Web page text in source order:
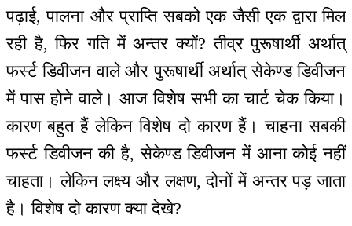
पढ़ाई, पालना और प्राप्ति सबको एक जैसी एक द्वारा मिल
रही है, फिर गति में अन्तर क्यों? तीव्र पुरूषार्थी अर्थात्
फर्स्ट डिवीजन वाले और पुरूषार्थी अर्थात् सेकेण्ड डिवीजन
में पास होने वाले। आज विशेष सभी का चार्ट चेक किया।
कारण बहुत हैं लेकिन विशेष दो कारण हैं। चाहना सबकी
फर्स्ट डिवीजन की है, सेकेण्ड डिवीजन में आना कोई नहीं
चाहता। लेकिन लक्ष्य और लक्षण, दोनों में अन्तर पड़ जाता
है। विशेष दो कारण क्या देखे?